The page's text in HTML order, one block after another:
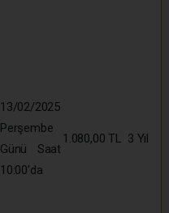
13/02/2025
Perşembe
Günü Saat
10:00’da
1.080,00 TL 3 Yıl